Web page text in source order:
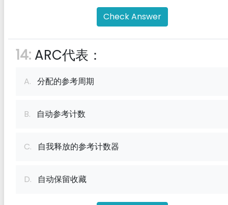
Check Answer
14: ARC代表：
A. 分配的参考周期
B. 自动参考计数
C. 自我释放的参考计数器
D. 自动保留收藏